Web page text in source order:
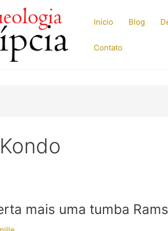
Início Blog
Contato
mais uma tumba